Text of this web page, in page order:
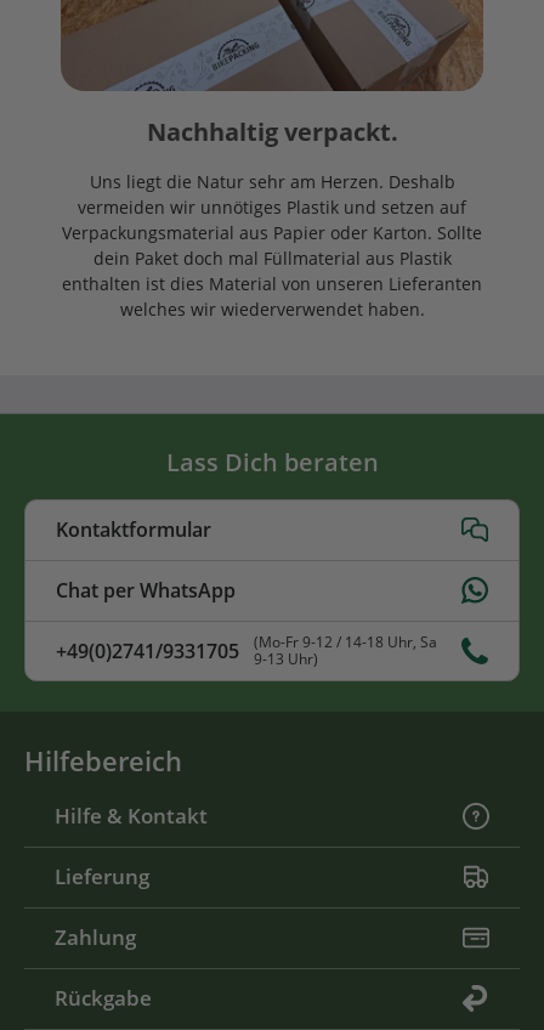
Nachhaltig verpackt.
Uns liegt die Natur sehr am Herzen. Deshalb
vermeiden wir unnötiges Plastik und setzen auf
Verpackungsmaterial aus Papier oder Karton. Sollte
dein Paket doch mal Füllmaterial aus Plastik
enthalten ist dies Material von unseren Lieferanten
welches wir wiederverwendet haben.
Lass Dich beraten
Kontaktformular
Chat per WhatsApp
+49(0)2741/9331705
(Mo-Fr 9-12 / 14-18 Uhr, Sa
9-13 Uhr)
Hilfebereich
Hilfe & Kontakt
Lieferung
Zahlung
Rückgabe